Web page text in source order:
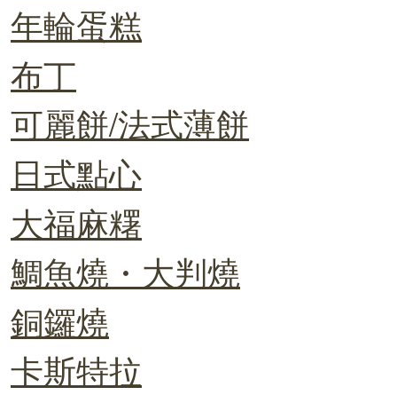
年輪蛋糕
布丁
可麗餅/法式薄餅
日式點心
大福麻糬
鯛魚燒・大判燒
銅鑼燒
卡斯特拉